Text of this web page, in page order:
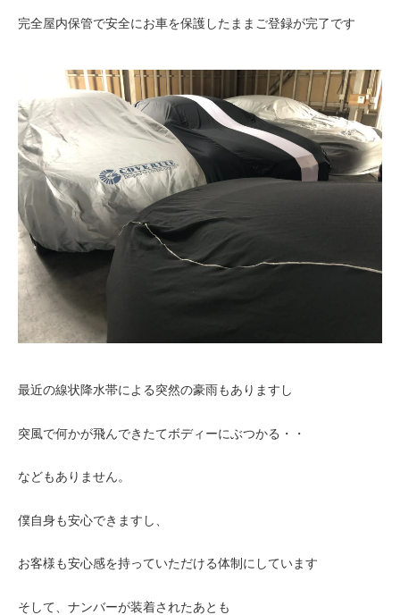
完全屋内保管で安全にお車を保護したままご登録が完了です
最近の線状降水帯による突然の豪雨もありますし
突風で何かが飛んできたてボディーにぶつかる・・
などもありません。
僕自身も安心できますし、
お客様も安心感を持っていただける体制にしています
そして、ナンバーが装着されたあとも